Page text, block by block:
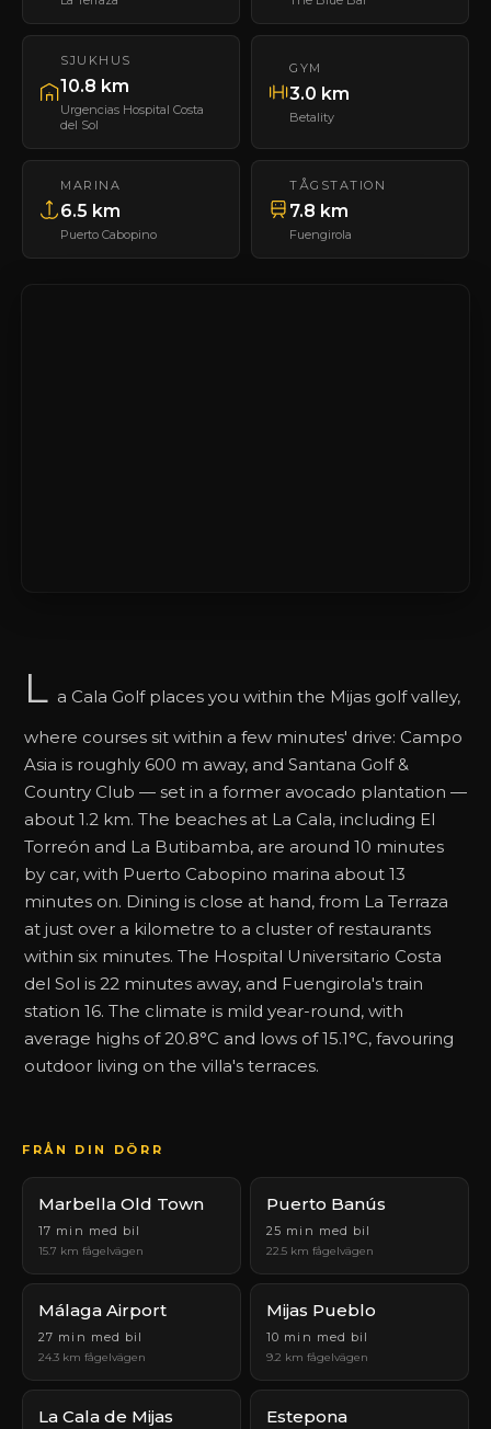
SJUKHUS
10.8 km
Urgencias Hospital Costa
del Sol
GYM
3.0 km
Betality
MARINA
6.5 km
Puerto Cabopino
TÅGSTATION
7.8 km
Fuengirola
L a Cala Golf places you within the Mijas golf valley,
where courses sit within a few minutes' drive: Campo
Asia is roughly 600 m away, and Santana Golf &
Country Club — set in a former avocado plantation —
about 1.2 km. The beaches at La Cala, including El
Torreón and La Butibamba, are around 10 minutes
by car, with Puerto Cabopino marina about 13
minutes on. Dining is close at hand, from La Terraza
at just over a kilometre to a cluster of restaurants
within six minutes. The Hospital Universitario Costa
del Sol is 22 minutes away, and Fuengirola's train
station 16. The climate is mild year-round, with
average highs of 20.8°C and lows of 15.1°C, favouring
outdoor living on the villa's terraces.
FRÅN DIN DÖRR
Marbella Old Town
17 min med bil
15.7 km fågelvägen
Puerto Banús
25 min med bil
22.5 km fågelvägen
Málaga Airport
27 min med bil
24.3 km fågelvägen
Mijas Pueblo
10 min med bil
9.2 km fågelvägen
La Cala de Mijas Estepona